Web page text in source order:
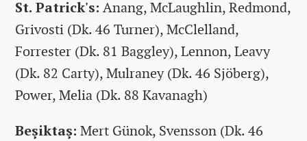
St. Patrick's: Anang, McLaughlin, Redmond,
Grivosti (Dk. 46 Turner), McClelland,
Forrester (Dk. 81 Baggley), Lennon, Leavy
(Dk. 82 Carty), Mulraney (Dk. 46 Sjöberg),
Power, Melia (Dk. 88 Kavanagh)
Beşiktaş: Mert Günok, Svensson (Dk. 46